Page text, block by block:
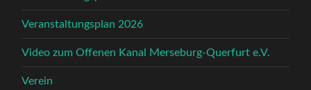
Veranstaltungsplan 2026
Video zum Offenen Kanal Merseburg-Querfurt e.V.
Verein